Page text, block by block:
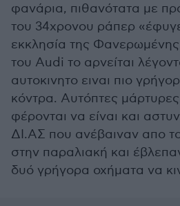
φανάρια, πιθανότατα με
του 34χρονου ράπερ
εκκλησία της
του Audi το αρνείται
αυτοκινητο ειναι πιο
κόντρα. Αυτόπτες
φέρονται να είναι και
ΔΙ.ΑΣ που ανέβαιναν απο
στην παραλιακή και
δυό γρήγορα οχήματα να